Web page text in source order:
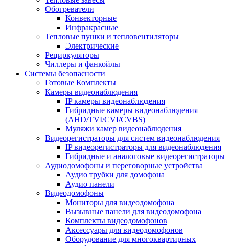
Обогреватели
Конвекторные
Инфракрасные
Тепловые пушки и тепловентиляторы
Электрические
Рециркуляторы
Чиллеры и фанкойлы
Системы безопасности
Готовые Комплекты
Камеры видеонаблюдения
IP камеры видеонаблюдения
Гибридные камеры видеонаблюдения
(AHD/TVI/CVI/CVBS)
Муляжи камер видеонаблюдения
Видеорегистраторы для систем видеонаблюдения
IP видеорегистраторы для видеонаблюдения
Гибридные и аналоговые видеорегистраторы
Аудиодомофоны и переговорные устройства
Аудио трубки для домофона
Аудио панели
Видеодомофоны
Мониторы для видеодомофона
Вызывные панели для видеодомофона
Комплекты видеодомофонов
Аксессуары для видеодомофонов
Оборудование для многоквартирных